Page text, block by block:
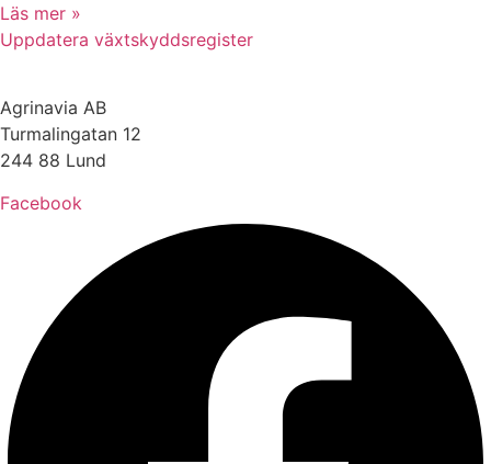
Läs mer »
Uppdatera växtskyddsregister
Agrinavia AB
Turmalingatan 12
244 88 Lund
Facebook